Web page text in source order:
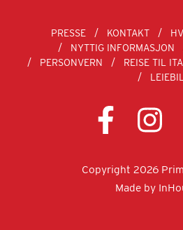
PRESSE KONTAKT
NYTTIG INFORMASJON
PERSONVERN
REISE TIL
LEIEBIL
Copyright 2026
Made by